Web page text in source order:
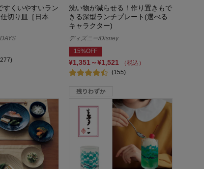
すくいやすいラン
切り皿［日本
洗い物が減らせる！作り置きもで
きる深型ランチプレート(選べる
キャラクター)
ディズニー/Disney
15%OFF
¥1,351～¥1,521
（税込）
(155)